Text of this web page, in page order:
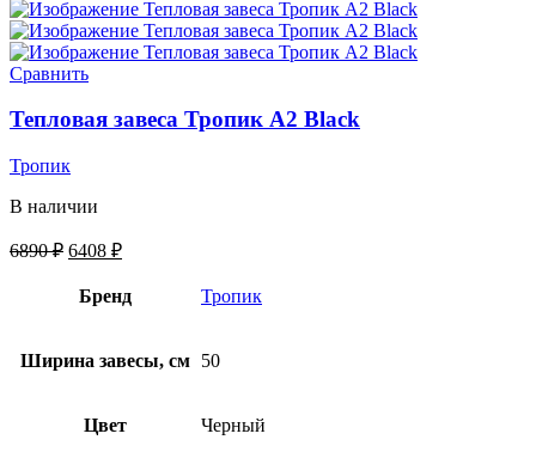
Сравнить
Тепловая завеса Тропик А2 Black
Тропик
В наличии
6890₽ 6408 ₽
Бренд Тропик
Ширина завесы, см 50
Цвет Черный